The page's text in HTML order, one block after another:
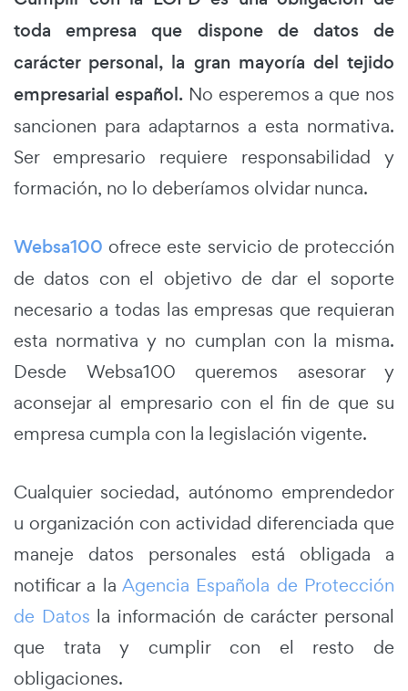
toda empresa que dispone de datos de
carácter personal, la gran mayoría del tejido
empresarial español.No esperemos a que nos
sancionen para adaptarnos a esta normativa.
Ser empresario requiere responsabilidad y
formación, no lo deberíamos olvidar nunca.
Websa100 ofrece este servicio de protección
de datos con el objetivo de dar el soporte
necesario a todas las empresas que requieran
esta normativa y no cumplan con la misma.
Desde Websa100 queremos asesorar y
aconsejar al empresario con el fin de que su
empresa cumpla con la legislación vigente.
Cualquier sociedad, autónomo emprendedor
u organización con actividad diferenciada que
maneje datos personales está obligada a
notificar a la Agencia Española de Protección
de Datos la información de carácter personal
que trata y cumplir con el resto de
obligaciones.